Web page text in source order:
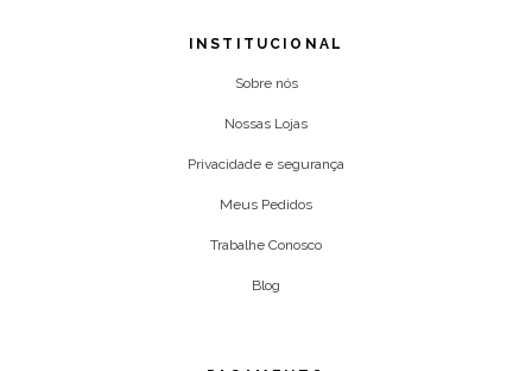
INSTITUCIONAL
Sobre nós
Nossas Lojas
Privacidade e segurança
Meus Pedidos
Trabalhe Conosco
Blog